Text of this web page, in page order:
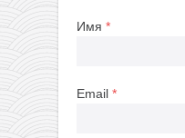
Имя *
Email *